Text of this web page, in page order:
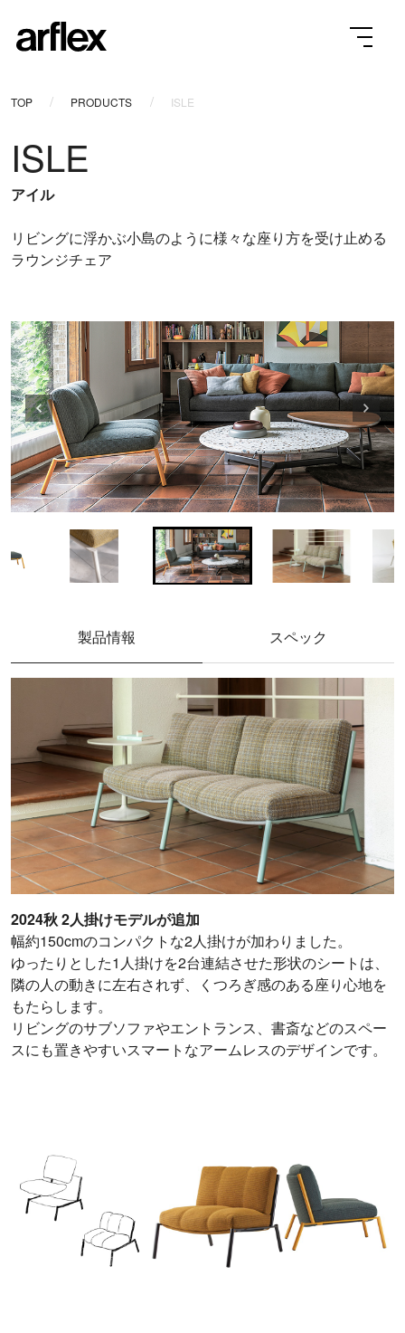
TOP PRODUCTS ISLE
ISLE
アイル
リビングに浮かぶ小島のように様々な座り方を受け止める
ラウンジチェア
製品情報 スペック
2024秋 2人掛けモデルが追加
幅約150cmのコンパクトな2人掛けが加わりました。
ゆったりとした1人掛けを2台連結させた形状のシートは、
隣の人の動きに左右されず、くつろぎ感のある座り心地を
もたらします。
リビングのサブソファやエントランス、書斎などのスペー
スにも置きやすいスマートなアームレスのデザインです。